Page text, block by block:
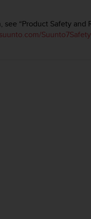
“Product Safety
Suunto7Safety